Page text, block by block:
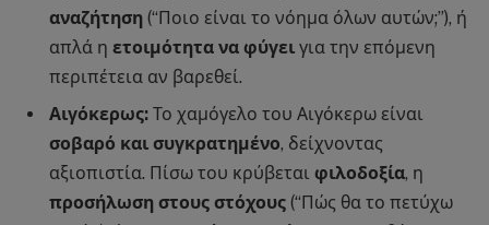
αναζήτηση (“Ποιο είναι το νόημα όλων αυτών;”), ή
απλά η ετοιμότητα να φύγει για την επόμενη
περιπέτεια αν βαρεθεί.
Αιγόκερως: Το χαμόγελο του Αιγόκερω είναι
σοβαρό και συγκρατημένο, δείχνοντας
αξιοπιστία. Πίσω του κρύβεται φιλοδοξία, η
προσήλωση στους στόχους (“Πώς θα το πετύχω